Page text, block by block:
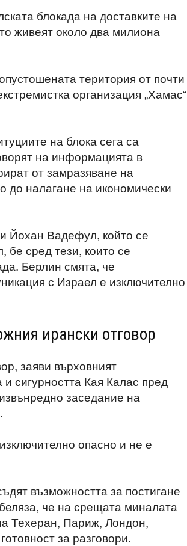
блокада на доставките на
живеят около два милиона
територия от почти
организация „Хамас“
на блока сега са
на информацията в
от замразяване на
до налагане на икономически
Йохан Вадефул, който се
бе сред тези, които се
Берлин смята, че
с Израел е изключително
ирански отговор
заяви върховният
сигурността Кая Калас пред
заседание на
опасно и не е
възможността за постигане
че на срещата миналата
Техеран, Париж, Лондон,
за разговори.